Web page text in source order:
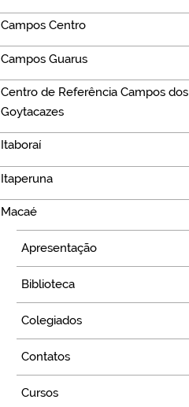
Campos Centro
Campos Guarus
Centro de Referência Campos dos
Goytacazes
Itaboraí
Itaperuna
Macaé
Apresentação
Biblioteca
Colegiados
Contatos
Cursos